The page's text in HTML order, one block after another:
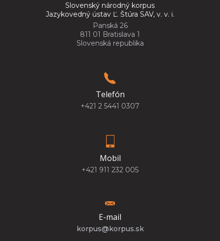
Slovenský národný korpus
Jazykovedný ústav Ľ. Štúra SAV, v. v. i.
Panská 26
811 01 Bratislava 1
Slovenská republika
Telefón
+421 2 5441 0307
Mobil
+421 911 232 005
E-mail
korpus@korpus.sk